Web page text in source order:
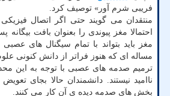
فریبی شرم آور» توصیف کرد.
منتقدان می گویند حتی اگر اتصال
احتمالا مغز پیوندی را بعنوان بافت
مغز باید بتواند با تمام سیگنال های
مساله ای که هنوز فراتر از دانش کنونی
ترمیم صدمه های عصبی با توجه به این
ناامید نیستند. دانشمندان حالا بجای
بخش های صدمه دیده ی آن کار می کنند.